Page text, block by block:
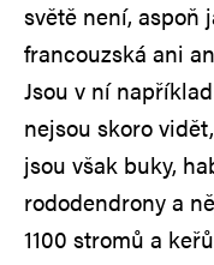
světě není, aspoň
francouzská ani
Jsou v ní
nejsou skoro
jsou však buky,
rododendrony a
1100 stromů a